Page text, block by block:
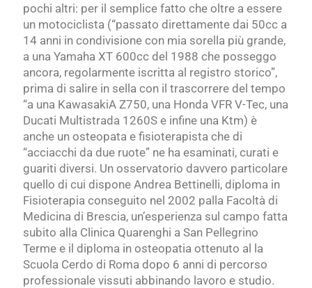
pochi altri: per il semplice fatto che oltre a essere
un motociclista (“passato direttamente dai 50cc a
14 anni in condivisione con mia sorella più grande,
a una Yamaha XT 600cc del 1988 che posseggo
ancora, regolarmente iscritta al registro storico”,
prima di salire in sella con il trascorrere del tempo
“a una KawasakiA Z750, una Honda VFR V-Tec, una
Ducati Multistrada 1260S e infine una Ktm) è
anche un osteopata e fisioterapista che di
“acciacchi da due ruote” ne ha esaminati, curati e
guariti diversi. Un osservatorio davvero particolare
quello di cui dispone Andrea Bettinelli, diploma in
Fisioterapia conseguito nel 2002 palla Facoltà di
Medicina di Brescia, un’esperienza sul campo fatta
subito alla Clinica Quarenghi a San Pellegrino
Terme e il diploma in osteopatia ottenuto al la
Scuola Cerdo di Roma dopo 6 anni di percorso
professionale vissuti abbinando lavoro e studio.